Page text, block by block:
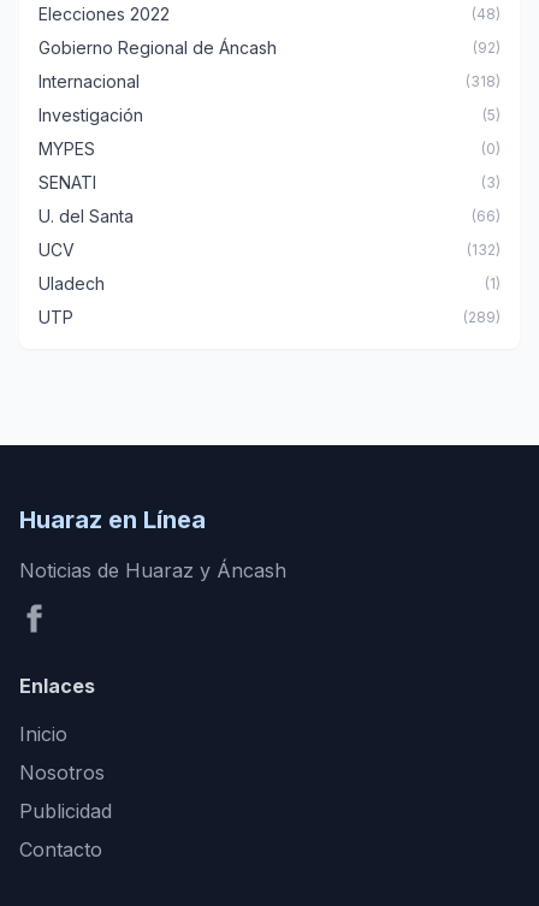
Elecciones 2022 (48)
Gobierno Regional de Áncash (92)
Internacional (318)
Investigación (5)
MYPES (0)
SENATI (3)
U. del Santa (66)
UCV (132)
Uladech (1)
UTP (289)
Huaraz en Línea
Noticias de Huaraz y Áncash
Enlaces
Inicio
Nosotros
Publicidad
Contacto